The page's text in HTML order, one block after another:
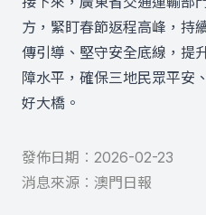
方，緊盯春節返程高峰，持
傳引導、堅守安全底線，提
障水平，確保三地民眾平安
好大橋。
發佈日期︰ 2026-02-23
消息來源︰ 澳門日報